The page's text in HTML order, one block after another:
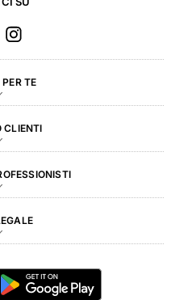
TE
CLIENTI